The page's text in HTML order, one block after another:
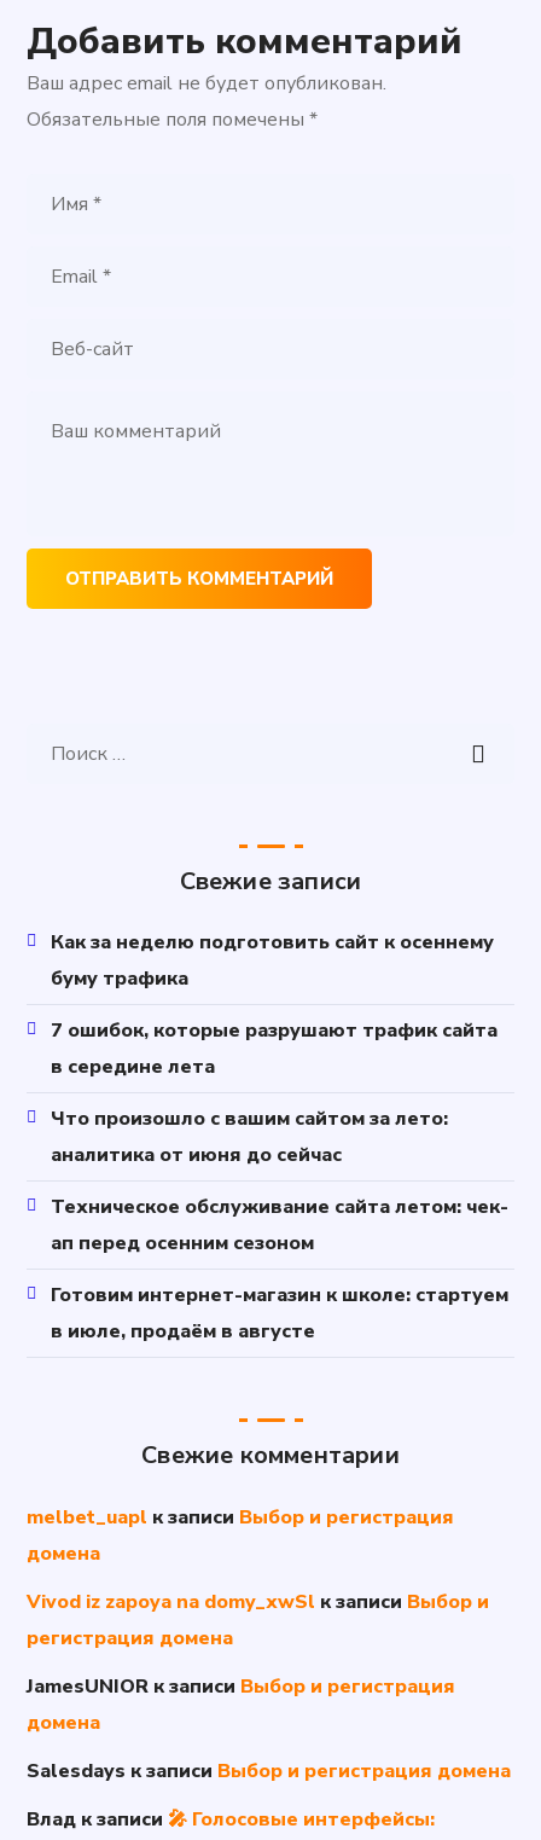
Добавить комментарий
Ваш адрес email не будет опубликован.
Обязательные поля помечены*
Свежие записи
Как за неделю подготовить сайт к осеннему
буму трафика
7 ошибок, которые разрушают трафик сайта
в середине лета
Что произошло с вашим сайтом за лето:
аналитика от июня до сейчас
Техническое обслуживание сайта летом: чек-
ап перед осенним сезоном
Готовим интернет-магазин к школе: стартуем
в июле, продаём в августе
Свежие комментарии
melbet_uapl к записи Выбор и регистрация
домена
Vivod iz zapoya na domy_xwSl к записи Выбор и
регистрация домена
JamesUNIOR к записи Выбор и регистрация
домена
Salesdays к записи Выбор и регистрация домена
Влад к записи 🎤 Голосовые интерфейсы: